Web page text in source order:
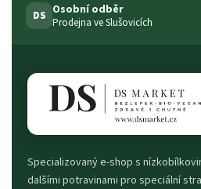
DS Osobní odběr
Prodejna ve Slušovicích
Specializovaný e-shop s
dalšími potravinami pro speciální